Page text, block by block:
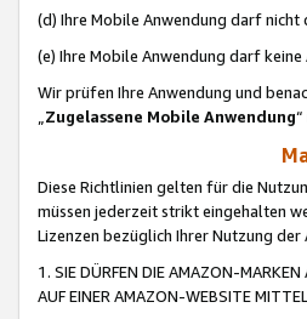
(d) Ihre Mobile Anwendung darf nicht
(e) Ihre Mobile Anwendung darf
Wir prüfen Ihre Anwendung und
„Zugelassene Mobile Anwendung
Diese Richtlinien gelten für die
müssen jederzeit strikt eingehalten
Lizenzen bezüglich Ihrer Nutzung der
1. SIE DÜRFEN DIE AMAZON-
AUF EINER AMAZON-WEBSITE